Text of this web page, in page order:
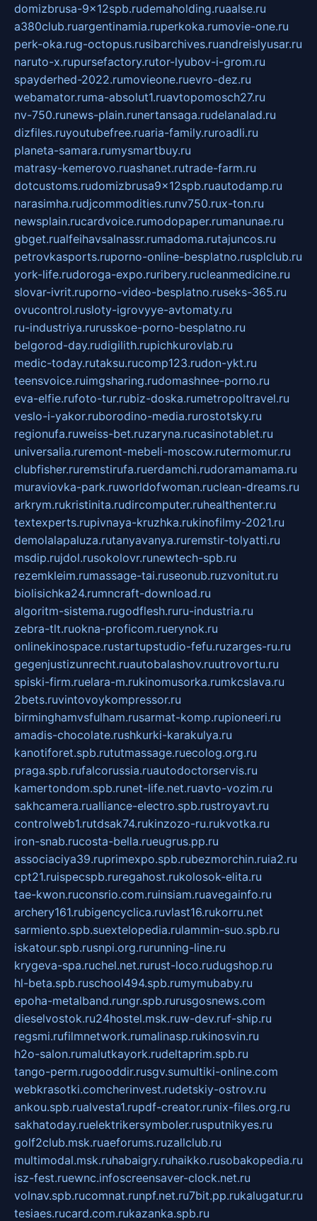
domizbrusa-9x12spb.rudemaholding.ruaalse.ru
a380club.ruargentinamia.ruperkoka.rumovie-one.ru
perk-oka.rug-octopus.rusibarchives.ruandreislyusar.ru
naruto-x.rupursefactory.rutor-lyubov-i-grom.ru
spayderhed-2022.rumovieone.ruevro-dez.ru
webamator.ruma-absolut1.ruavtopomosch27.ru
nv-750.runews-plain.runertansaga.rudelanalad.ru
dizfiles.ruyoutubefree.ruaria-family.ruroadli.ru
planeta-samara.rumysmartbuy.ru
matrasy-kemerovo.ruashanet.rutrade-farm.ru
dotcustoms.rudomizbrusa9x12spb.ruautodamp.ru
narasimha.rudjcommodities.runv750.rux-ton.ru
newsplain.rucardvoice.rumodopaper.rumanunae.ru
gbget.rualfeihavsalnassr.rumadoma.rutajuncos.ru
petrovkasports.ruporno-online-besplatno.rusplclub.ru
york-life.rudoroga-expo.ruribery.rucleanmedicine.ru
slovar-ivrit.ruporno-video-besplatno.ruseks-365.ru
ovucontrol.rusloty-igrovyye-avtomaty.ru
ru-industriya.rurusskoe-porno-besplatno.ru
belgorod-day.rudigilith.rupichkurovlab.ru
medic-today.rutaksu.rucomp123.rudon-ykt.ru
teensvoice.ruimgsharing.rudomashnee-porno.ru
eva-elfie.rufoto-tur.rubiz-doska.rumetropoltravel.ru
veslo-i-yakor.ruborodino-media.rurostotsky.ru
regionufa.ruweiss-bet.ruzaryna.rucasinotablet.ru
universalia.ruremont-mebeli-moscow.rutermomur.ru
clubfisher.ruremstirufa.ruerdamchi.rudoramamama.ru
muraviovka-park.ruworldofwoman.ruclean-dreams.ru
arkrym.rukristinita.rudircomputer.ruhealthenter.ru
textexperts.rupivnaya-kruzhka.rukinofilmy-2021.ru
demolalapaluza.rutanyavanya.ruremstir-tolyatti.ru
msdip.rujdol.rusokolovr.runewtech-spb.ru
rezemkleim.rumassage-tai.ruseonub.ruzvonitut.ru
biolisichka24.rumncraft-download.ru
algoritm-sistema.rugodflesh.ruru-industria.ru
zebra-tlt.ruokna-proficom.ruerynok.ru
onlinekinospace.rustartupstudio-fefu.ruzarges-ru.ru
gegenjustizunrecht.ruautobalashov.ruutrovortu.ru
spiski-firm.ruelara-m.rukinomusorka.rumkcslava.ru
2bets.ruvintovoykompressor.ru
birminghamvsfulham.rusarmat-komp.rupioneeri.ru
amadis-chocolate.rushkurki-karakulya.ru
kanotiforet.spb.rututmassage.ruecolog.org.ru
praga.spb.rufalcorussia.ruautodoctorservis.ru
kamertondom.spb.runet-life.net.ruavto-vozim.ru
sakhcamera.rualliance-electro.spb.rustroyavt.ru
controlweb1.rutdsak74.rukinzozo-ru.rukvotka.ru
iron-snab.rucosta-bella.rueugrus.pp.ru
associaciya39.ruprimexpo.spb.rubezmorchin.ruia2.ru
cpt21.ruispecspb.ruregahost.rukolosok-elita.ru
tae-kwon.ruconsrio.com.ruinsiam.ruavegainfo.ru
archery161.rubigencyclica.ruvlast16.rukorru.net
sarmiento.spb.suextelopedia.rulammin-suo.spb.ru
iskatour.spb.rusnpi.org.rurunning-line.ru
krygeva-spa.ruchel.net.rurust-loco.rudugshop.ru
hl-beta.spb.ruschool494.spb.rumymubaby.ru
epoha-metalband.rungr.spb.rurusgosnews.com
dieselvostok.ru24hostel.msk.ruw-dev.ruf-ship.ru
regsmi.rufilmnetwork.rumalinasp.rukinosvin.ru
h2o-salon.rumalutkayork.rudeltaprim.spb.ru
tango-perm.rugooddir.rusgv.sumultiki-online.com
webkrasotki.comcherinvest.rudetskiy-ostrov.ru
ankou.spb.rualvesta1.rupdf-creator.runix-files.org.ru
sakhatoday.ruelektrikersymboler.rusputnikyes.ru
golf2club.msk.ruaeforums.ruzallclub.ru
multimodal.msk.ruhabaigry.ruhaikko.rusobakopedia.ru
isz-fest.ruewnc.infoscreensaver-clock.net.ru
volnav.spb.rucomnat.runpf.net.ru7bit.pp.rukalugatur.ru
tesiaes.rucard.com.rukazanka.spb.ru